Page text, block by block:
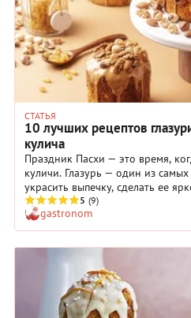
СТАТЬЯ
10 лучших рецептов
кулича
Праздник Пасхи — это время,
куличи. Глазурь — один из
украсить выпечку, сделать ее
предпочитает глазурь на основе
добавлением сахарной пудры,
Другие используют глазурь на
также нетрадиционные
кулич с глазурью — не только
лакомство на Пасху, поэтому не
экспериментировать.
5 (9)
gastronom